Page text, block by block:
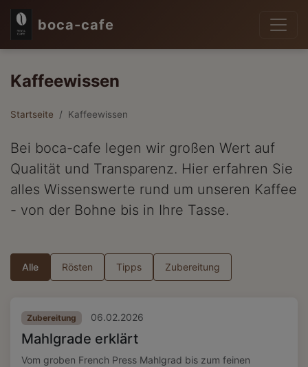
boca-cafe
Kaffeewissen
Startseite Kaffeewissen
Bei boca-cafe legen wir großen Wert auf
Qualität und Transparenz. Hier erfahren Sie
alles Wissenswerte rund um unseren Kaffee
- von der Bohne bis in Ihre Tasse.
Alle Rösten Tipps Zubereitung
Zubereitung 06.02.2026
Mahlgrade erklärt
Vom groben French Press Mahlgrad bis zum feinen